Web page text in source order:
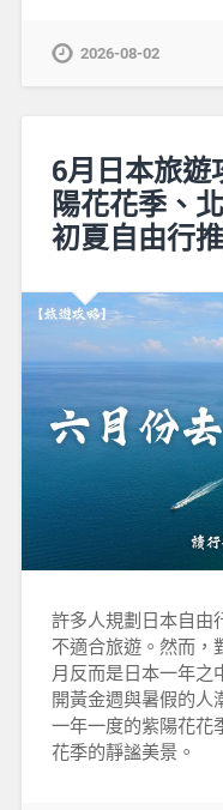
2026-08-02
6月日本旅遊
陽花花季、
初夏自由行
許多人規劃日本自由
不適合旅遊。然而，
月反而是日本一年之
開黃金週與暑假的人
一年一度的紫陽花花
花季的靜謐美景。